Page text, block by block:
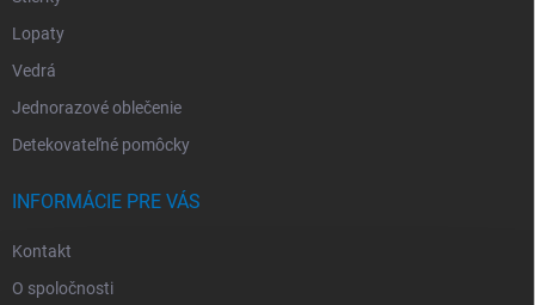
Lopaty
Vedrá
Jednorazové oblečenie
Detekovateľné pomôcky
INFORMÁCIE PRE VÁS
Kontakt
O spoločnosti